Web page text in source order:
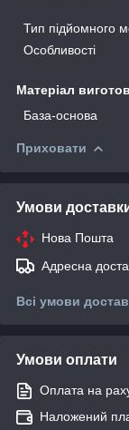
Тип підйомного
Особливості
Матеріал
База-основа
Приховати
Умови
Нова Пошта
Адресна
Всі умови
Умови оплати
Оплата на
Наложений